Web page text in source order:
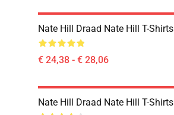
Nate Hill Draad Nate Hill T-Shirts
€ 24,38 - € 28,06
Nate Hill Draad Nate Hill T-Shirts